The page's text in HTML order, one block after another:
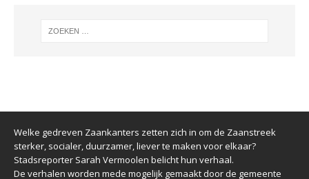
Welke gedreven Zaankanters zetten zich in om de Zaanstreek
sterker, socialer, duurzamer, liever te maken voor elkaar?
Stadsreporter Sarah Vermoolen belicht hun verhaal.
De verhalen worden mede mogelijk gemaakt door de gemeente